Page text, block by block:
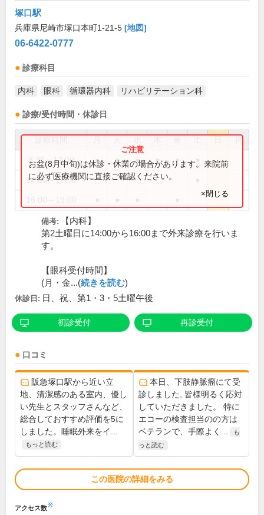
塚口駅
兵庫県尼崎市塚口本町1-21-5 [地図]
06-6422-0777
診療科目
内科 眼科 循環器内科 リハビリテーション科
診療/受付時間・休診日
祝
8:30～12:00 ● ● ● ● ●
14:00～17:00
お盆(8月中旬)は休診・休業の場合があります。来院前
に必ず医療機関に直接ご確認ください。
×閉じる
備考:
【内科】
第2土曜日に14:00から16:00まで外来診療を行いま
す。
【眼科受付時間】
(月・金...(続きを読む)
休診日: 日、祝、第1・3・5土曜午後
初診受付 再診受付
口コミ
阪急塚口駅から近い立
地、清潔感のある室内、優し
い先生とスタッフさんなど、
総合しておすすめ評価を5に
しました。睡眠外来をイ...
もっと読む
本日、下肢静脈瘤にて受
診しました, 皆様明るく応対
していただきました。 特に
エコーの検査担当のの方は
ベテランで、手際よく...
も
っと読む
この医院の詳細をみる
アクセス数※